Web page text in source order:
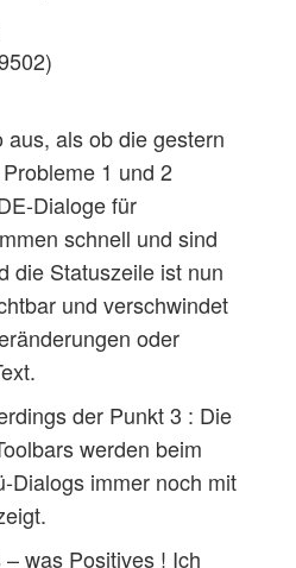
aus, als ob die gestern
1 und 2
Dialoge für
schnell und sind
die Statuszeile ist nun
und verschwindet
oder
der Punkt 3 : Die
werden beim
Dialogs immer noch mit
was Positives ! Ich